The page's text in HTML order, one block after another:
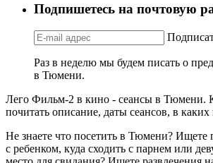
Подпишетесь на почтовую
Раз в неделю мы будем писать о
в Тюмени.
Лего Фильм-2 в кино - сеансы в Тюмени.
почитать описание, даты сеансов, в каких
Не знаете что посетить в Тюмени? Ищете
с ребенком, куда сходить с парнем или